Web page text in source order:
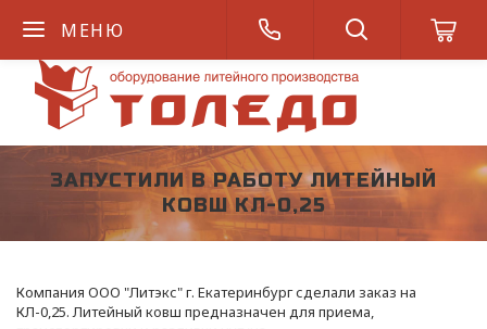
МЕНЮ
ЗАПУСТИЛИ В РАБОТУ ЛИТЕЙНЫЙ
КОВШ КЛ-0,25
Компания ООО "Литэкс" г. Екатеринбург сделали заказ на
КЛ-0,25. Литейный ковш предназначен для приема,